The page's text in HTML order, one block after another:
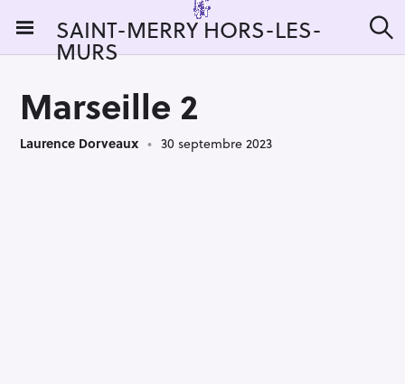
i
SAINT-MERRY HORS-LES-
MURS e
Marseille 2
Laurence Dorveaux 30 septembre 2023